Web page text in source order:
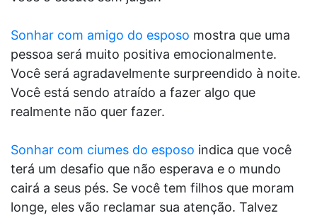
Sonhar com amigo do esposo mostra que uma
pessoa será muito positiva emocionalmente.
Você será agradavelmente surpreendido à noite.
Você está sendo atraído a fazer algo que
realmente não quer fazer.
Sonhar com ciumes do esposo indica que você
terá um desafio que não esperava e o mundo
cairá a seus pés. Se você tem filhos que moram
longe, eles vão reclamar sua atenção. Talvez